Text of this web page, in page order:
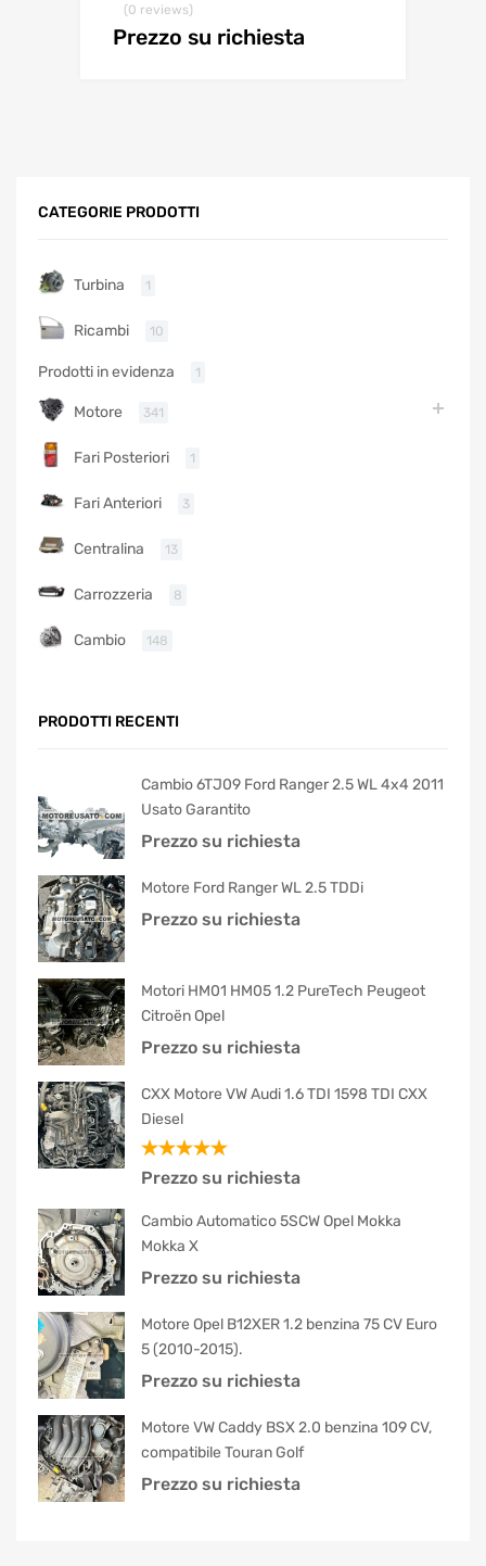
(0 reviews)
Prezzo su richiesta
CATEGORIE PRODOTTI
Turbina 1
Ricambi 10
Prodotti in evidenza 1
Motore 341
Fari Posteriori 1
Fari Anteriori 3
Centralina 13
Carrozzeria 8
Cambio 148
PRODOTTI RECENTI
Cambio 6TJ09 Ford Ranger 2.5 WL 4x4 2011
Usato Garantito
Prezzo su richiesta
Motore Ford Ranger WL 2.5 TDDi
Prezzo su richiesta
Motori HM01 HM05 1.2 PureTech Peugeot
Citroën Opel
Prezzo su richiesta
CXX Motore VW Audi 1.6 TDI 1598 TDI CXX
Diesel
Valutato
Prezzo su richiesta
Cambio Automatico 5SCW Opel Mokka
Mokka X
Prezzo su richiesta
Motore Opel B12XER 1.2 benzina 75 CV Euro
5 (2010-2015).
Prezzo su richiesta
Motore VW Caddy BSX 2.0 benzina 109 CV,
compatibile Touran Golf
Prezzo su richiesta